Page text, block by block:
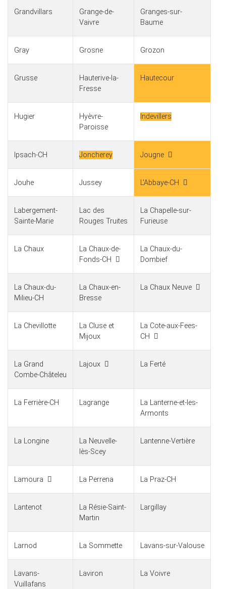
Grandvillars
Grange-de-
Vaivre
Granges-sur-
Baume
Gray Grosne Grozon
Grusse
Hauterive-la-
Fresse
Hautecour
Hugier
Hyèvre-
Paroisse
Indevillers
Ipsach-CH Joncherey Jougne
Jouhe Jussey L'Abbaye-CH
Labergement-
Sainte-Marie
Lac des
Rouges Truites
La Chapelle-sur-
Furieuse
La Chaux
La Chaux-de-
Fonds-CH
La Chaux-du-
Dombief
La Chaux-du-
Milieu-CH
La Chaux-en-
Bresse
La Chaux Neuve
La Chevillotte
La Cluse et
Mijoux
La Cote-aux-Fees-
CH
La Grand
Combe-Châteleu
Lajoux La Ferté
La Ferrière-CH Lagrange
La Lanterne-et-les-
Armonts
La Longine
La Neuvelle-
lès-Scey
Lantenne-Vertière
Lamoura La Perrena La Praz-CH
Lantenot
La Résie-Saint-
Martin
Largillay
Larnod La Sommette Lavans-sur-Valouse
Lavans-
Vuillafans
Laviron La Voivre